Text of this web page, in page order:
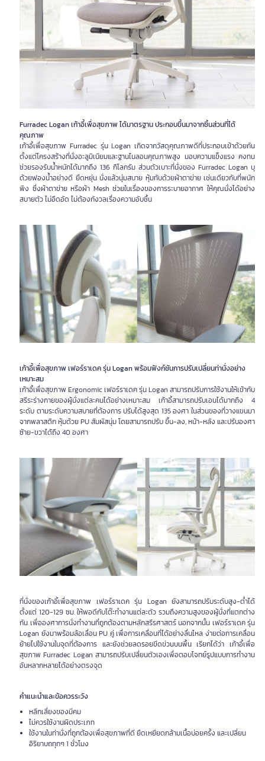
Furradec Logan เก้าอี้เพื่อสุขภาพ ได้มาตรฐาน ประกอบขึ้นมาจากชิ้นส่วนที่ได้
คุณภาพ
เก้าอี้เพื่อสุขภาพ Furradec รุ่น Logan เกิดจากวัสดุคุณภาพดีที่ประกอบเข้าด้วยกัน
ตั้งแต่โครงสร้างที่นั่งอะลูมิเนียมและฐานไนลอนคุณภาพสูง มอบความแข็งแรง คงทน
ช่วยรองรับน้ำหนักได้มากถึง 136 กิโลกรัม ส่วนตัวเบาะที่นั่งของ Furradec Logan บุ
ด้วยฟองน้ำอย่างดี ยืดหยุ่น นั่งแล้วนุ่มสบาย หุ้มทับด้วยผ้าตาข่าย เช่นเดียวกับที่พนัก
พิง ซึ่งผ้าตาข่าย หรือผ้า Mesh ช่วยในเรื่องของการระบายอากาศ ให้คุณนั่งได้อย่าง
สบายตัว ไม่อึดอัด ไม่ต้องกังวลเรื่องความอับชื้น
เก้าอี้เพื่อสุขภาพ เฟอร์ราเดค รุ่น Logan พร้อมฟังก์ชันการปรับเปลี่ยนท่านั่งอย่าง
เหมาะสม
เก้าอี้เพื่อสุขภาพ Ergonomic เฟอร์ราเดค รุ่น Logan สามารถปรับการใช้งานให้เข้ากับ
สรีระร่างกายของผู้นั่งแต่ละคนได้อย่างเหมาะสม เก้าอี้สามารถปรับเอนได้มากถึง 4
ระดับ ตามระดับความสบายที่ต้องการ ปรับได้สูงสุด 135 องศา ในส่วนของที่วางแขนมา
จากพลาสติก หุ้มด้วย PU สัมผัสนุ่ม โดยสามารถปรับ ขึ้น-ลง, หน้า-หลัง และปรับองศา
ซ้าย-ขวาได้ถึง 40 องศา
ที่นั่งของเก้าอี้เพื่อสุขภาพ เฟอร์ราเดค รุ่น Logan ยังสามารถปรับระดับสูง-ต่ำได้
ตั้งแต่ 120-129 ซม. ให้พอดีกับโต๊ะทำงานแต่ละตัว รวมถึงความสูงของผู้นั่งที่แตกต่าง
กัน เพื่อองศาการนั่งทำงานที่ถูกต้องตามหลักสรีรศาสตร์ นอกจากนั้น เฟอร์ราเดค รุ่น
Logan ยังมาพร้อมล้อเลื่อน PU คู่ เพื่อการเคลื่อนที่ได้อย่างลื่นไหล ง่ายต่อการเคลื่อน
ย้ายไปใช้งานในจุดที่ต้องการ และยังช่วยลดรอยขีดข่วนบนพื้น เรียกได้ว่า เก้าอี้เพื่อ
สุขภาพ Furradec Logan สามารถปรับเปลี่ยนตัวเองเพื่อตอบโจทย์รูปแบบการทำงาน
อันหลากหลายได้อย่างตรงจุด
คำแนะนำและข้อควรระวัง
หลีกเลี่ยงของมีคม
ไม่ควรใช้งานผิดประเภท
ใช้งานในท่านั่งที่ถูกต้องเพื่อสุขภาพที่ดี ยืดเหยียดกล้ามเนื้อบ่อยครั้ง และเปลี่ยน
อิริยาบถทุกๆ 1 ชั่วโมง